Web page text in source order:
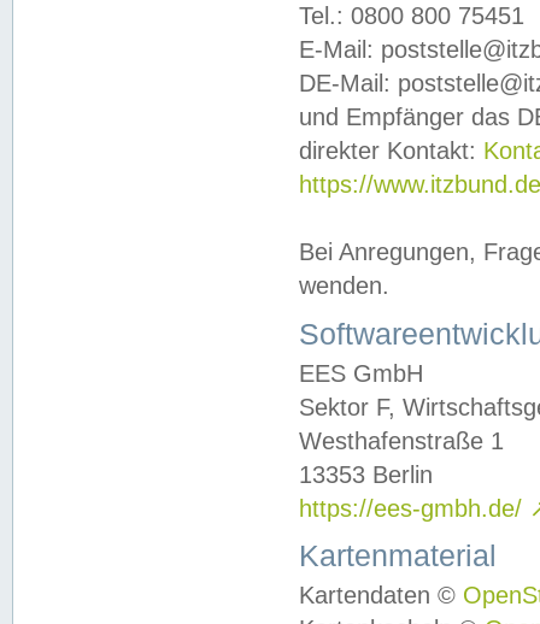
Tel.: 0800 800 75451
E-Mail:
DE-Mail:
und Empfänger das
direkter Kontakt:
https://
Bei Anregungen,
wenden.
EES GmbH
Sektor F,
Westhafenstraße 1
13353 Berlin
https://ees-gmbh.de/
Kartenmaterial
Kartendaten ©